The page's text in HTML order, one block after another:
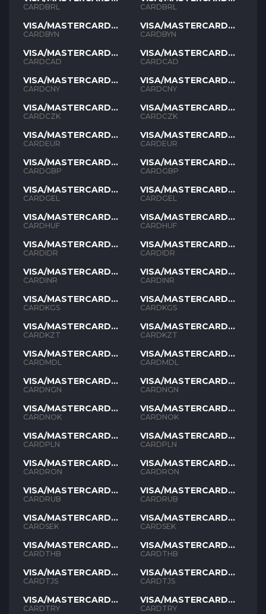
BRL
CARDBRL
VISA/MASTERCARD
BYN
CARDBYN
VISA/MASTERCARD
CAD
CARDCAD
VISA/MASTERCARD
CNY
CARDCNY
VISA/MASTERCARD
CZK
CARDCZK
VISA/MASTERCARD
EUR
CARDEUR
VISA/MASTERCARD
GBP
CARDGBP
VISA/MASTERCARD
GEL
CARDGEL
VISA/MASTERCARD
HUF
CARDHUF
VISA/MASTERCARD
IDR
CARDIDR
VISA/MASTERCARD
INR
CARDINR
VISA/MASTERCARD
KGS
CARDKGS
VISA/MASTERCARD
KZT
CARDKZT
VISA/MASTERCARD
MDL
CARDMDL
VISA/MASTERCARD
NGN
CARDNGN
VISA/MASTERCARD
NOK
CARDNOK
VISA/MASTERCARD
PLN
CARDPLN
VISA/MASTERCARD
RON
CARDRON
VISA/MASTERCARD
RUB
CARDRUB
VISA/MASTERCARD
SEK
CARDSEK
VISA/MASTERCARD
THB
CARDTHB
VISA/MASTERCARD
TJS
CARDTJS
VISA/MASTERCARD
TYR
CARDTRY
BRL
CARDBRL
VISA/MASTERCARD
BYN
CARDBYN
VISA/MASTERCARD
CAD
CARDCAD
VISA/MASTERCARD
CNY
CARDCNY
VISA/MASTERCARD
CZK
CARDCZK
VISA/MASTERCARD
EUR
CARDEUR
VISA/MASTERCARD
GBP
CARDGBP
VISA/MASTERCARD
GEL
CARDGEL
VISA/MASTERCARD
HUF
CARDHUF
VISA/MASTERCARD
IDR
CARDIDR
VISA/MASTERCARD
INR
CARDINR
VISA/MASTERCARD
KGS
CARDKGS
VISA/MASTERCARD
KZT
CARDKZT
VISA/MASTERCARD
MDL
CARDMDL
VISA/MASTERCARD
NGN
CARDNGN
VISA/MASTERCARD
NOK
CARDNOK
VISA/MASTERCARD
PLN
CARDPLN
VISA/MASTERCARD
RON
CARDRON
VISA/MASTERCARD
RUB
CARDRUB
VISA/MASTERCARD
SEK
CARDSEK
VISA/MASTERCARD
THB
CARDTHB
VISA/MASTERCARD
TJS
CARDTJS
VISA/MASTERCARD
TYR
CARDTRY